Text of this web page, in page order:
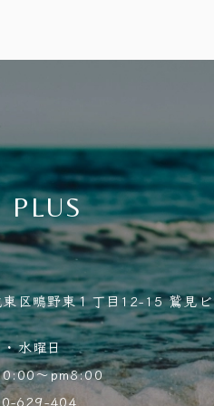
PLUS
東区鴫野東１丁目12-15 鷲見
水曜日
～pm8:00
629-404